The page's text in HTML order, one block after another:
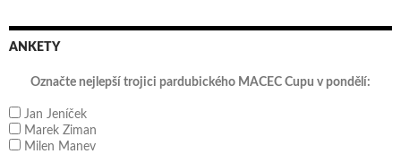
ANKETY
Označte nejlepší trojici pardubického MACEC Cupu v pondělí:
Jan Jeníček
Marek Ziman
Milen Manev